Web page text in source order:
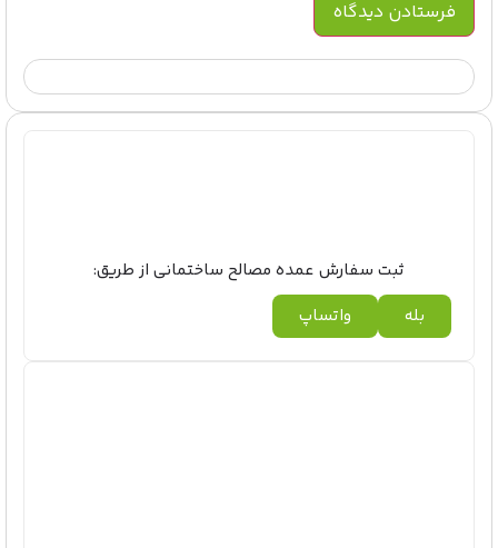
ثبت سفارش عمده مصالح ساختمانی از طریق:
بله
واتساپ